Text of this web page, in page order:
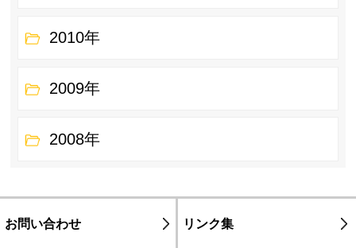
2010年
2009年
2008年
お問い合わせ リンク集